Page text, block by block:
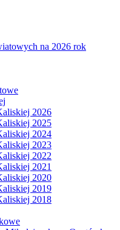
na 2026 rok
2026
2025
2024
2023
2022
2021
2020
2019
2018